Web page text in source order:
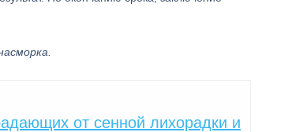
от сенной лихорадки и